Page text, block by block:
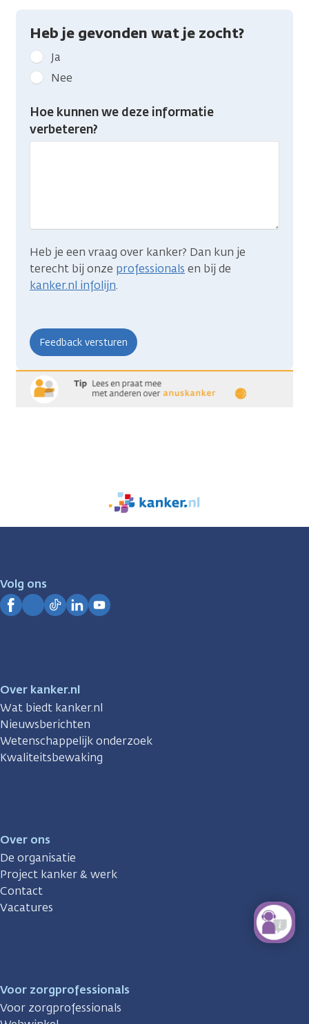
Heb je gevonden wat je zocht?
Geef
kanker.nl
feedback:
Heb
gevonden
Ja
Nee
Hoe kunnen we deze informatie
verbeteren?
Heb je een vraag over kanker? Dan kun je
terecht bij onze professionals en bij de
kanker.nl infolijn.
We
zijn
Volg ons
Over kanker.nl
Wat biedt kanker.nl
Nieuwsberichten
Wetenschappelijk onderzoek
Kwaliteitsbewaking
Over ons
De organisatie
Project kanker & werk
Contact
Vacatures
Voor zorgprofessionals
Voor zorgprofessionals